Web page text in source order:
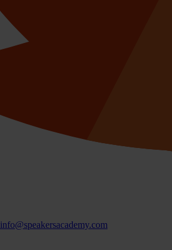
info@speakersacademy.com